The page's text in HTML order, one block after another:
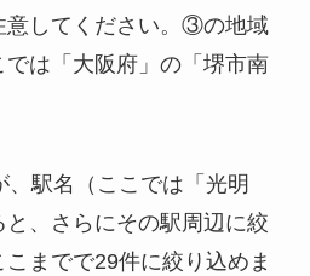
意してください。③の地域
は「大阪府」の「堺市南
駅名（ここでは「光明
、さらにその駅周辺に絞
までで29件に絞り込めま